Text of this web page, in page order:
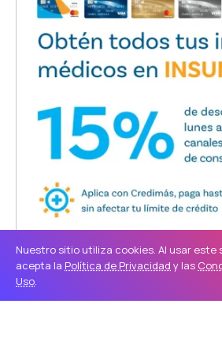
Nuestro sitio utiliza cookies. Al usar este
acepta la Política de Privacidad y las
Uso.